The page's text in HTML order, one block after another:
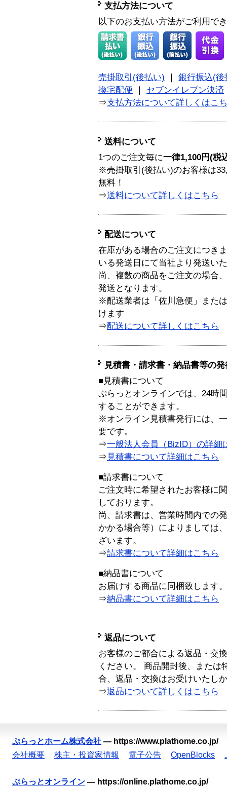
支払方法について
以下のお支払い方法がご利用で
売掛取引(後払い) ｜ 銀行振込(後
換宅配便 ｜ セブンイレブン決済
⇒支払方法について詳しくはこ
送料について
1つのご注文毎に一律1,100円(税
※売掛取引(後払い)のお客様は
無料！
⇒送料について詳しくはこちら
配送について
在庫がある場合のご注文につき
いる発送日にて当社より発送い
尚、複数の商品をご注文の場合
発送となります。
※配送業者は「佐川急便」また
けます
⇒配送について詳しくはこちら
見積書・請求書・納品書等の
■見積書について
ぷらっとオンラインでは、24時
することができます。
※オンライン見積書発行には、
要です。
⇒一般法人会員（BizID）の詳細
⇒ 見積書について詳細はこちら
■請求書について
ご注文時に希望されたお客様に
しております。
尚、請求書は、営業時間内での
かかる場合等）によりましては
ざいます。
⇒請求書について詳細はこちら
■納品書について
お届けする商品に同梱致します。
⇒納品書について詳細はこちら
返品について
お客様のご都合による返品・交
ください。 商品開封後、または
合、返品・交換はお受けいたし
⇒返品について詳しくはこちら
ぷらっとホーム株式会社 — https://www.plathome.co.jp/
会社概要
株主・投資家情報 電子公告 OpenBlocks
ぷらっとオンライン — https://online.plathome.co.jp/